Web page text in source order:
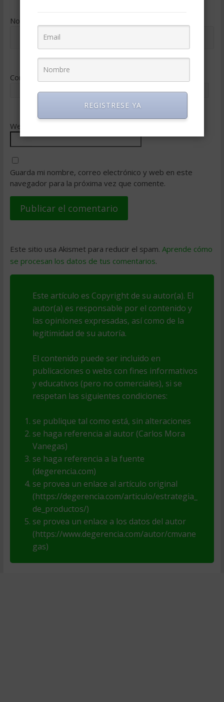
Nombre
Correo electrónico
Web
Guarda mi nombre, correo electrónico y web en este
navegador para la próxima vez que comente.
Este sitio usa Akismet para reducir el spam. Aprende cómo
se procesan los datos de tus comentarios.
Este artículo es Copyright de su autor(a). El
autor(a) es responsable por el contenido y
las opiniones expresadas, así como de la
legitimidad de su autoría.
El contenido puede ser incluido en
publicaciones o webs con fines informativos
y educativos (pero no comerciales), si se
respetan las siguientes condiciones:
se publique tal como está, sin alteraciones
se haga referencia al autor (Carlos Mora
Vanegas)
se haga referencia a la fuente
(degerencia.com)
se provea un enlace al artículo original
(https://degerencia.com/articulo/estrategia_
de_productos/)
se provea un enlace a los datos del autor
(https://www.degerencia.com/autor/cmvane
gas)
REGISTRESE YA